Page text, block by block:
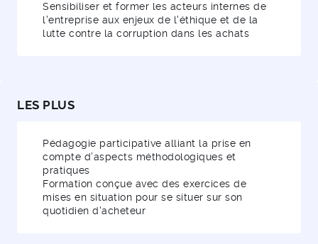
Sensibiliser et former les acteurs internes de
l'entreprise aux enjeux de l'éthique et de la
lutte contre la corruption dans les achats
LES PLUS
Pédagogie participative alliant la prise en
compte d’aspects méthodologiques et
pratiques
Formation conçue avec des exercices de
mises en situation pour se situer sur son
quotidien d'acheteur